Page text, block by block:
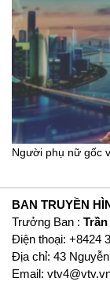
Người phụ nữ gốc
BAN TRUYỀN
Trưởng Ban :
Ðiện thoại: +8424
Địa chỉ: 43
Email: